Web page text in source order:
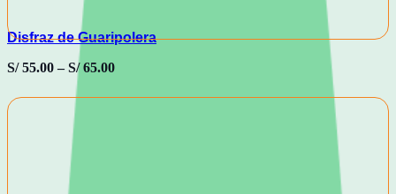
Disfraz de Guaripolera
S/55.00–S/65.00